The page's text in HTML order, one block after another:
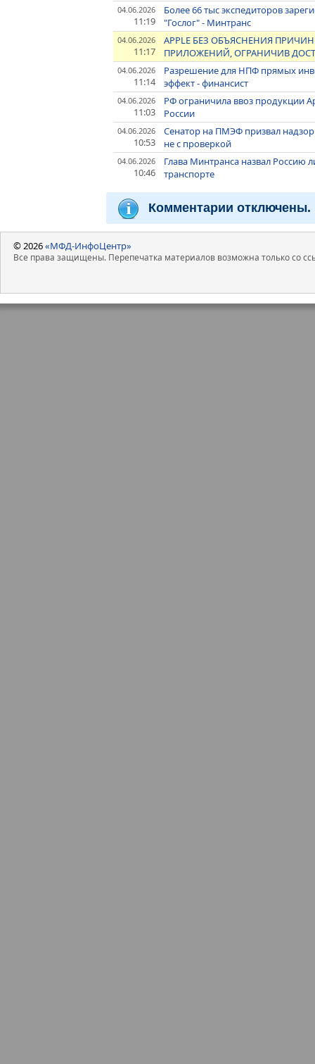
04.06.2026
11:19
Более 66 тыс экспедиторов
"Гослог" - Минтранс
04.06.2026
11:17
APPLE БЕЗ ОБЪЯСНЕНИЯ
ПРИЛОЖЕНИЙ, ОГРАНИЧИВ
04.06.2026
11:14
Разрешение для НПФ прямых
эффект - финансист
04.06.2026
11:03
РФ ограничила ввоз продукции
России
04.06.2026
10:53
Сенатор на ПМЭФ призвал
не с проверкой
04.06.2026
10:46
Глава Минтранса назвал Россию
транспорте
Комментарии отключены.
© 2026«МФД-ИнфоЦентр»
Все права защищены. Перепечатка материалов возможна только со